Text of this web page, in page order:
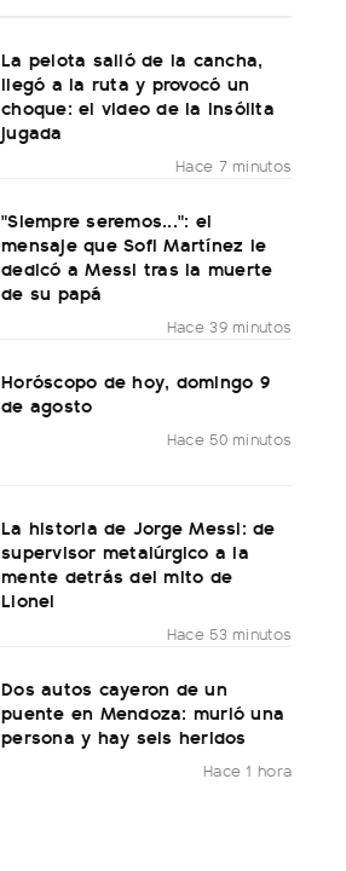
La pelota salió de la cancha,
llegó a la ruta y provocó un
choque: el video de la insólita
jugada
Hace 7 minutos
"Siempre seremos...": el
mensaje que Sofi Martínez le
dedicó a Messi tras la muerte
de su papá
Hace 39 minutos
Horóscopo de hoy, domingo 9
de agosto
Hace 50 minutos
La historia de Jorge Messi: de
supervisor metalúrgico a la
mente detrás del mito de
Lionel
Hace 53 minutos
Dos autos cayeron de un
puente en Mendoza: murió una
persona y hay seis heridos
Hace 1 hora